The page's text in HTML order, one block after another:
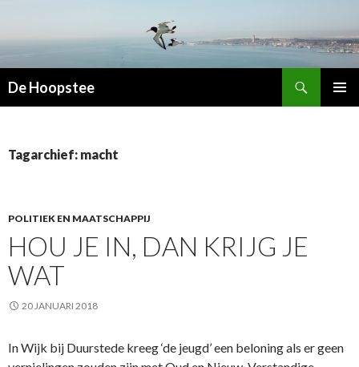
De Hoopstee
Tagarchief: macht
POLITIEK EN MAATSCHAPPIJ
HOU JE IN, DAN KRIJG JE
WAT
20 JANUARI 2018
In Wijk bij Duurstede kreeg ‘de jeugd’ een beloning als er geen